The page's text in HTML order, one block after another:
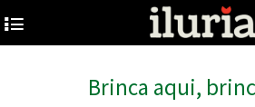
4
Brinca aqui,